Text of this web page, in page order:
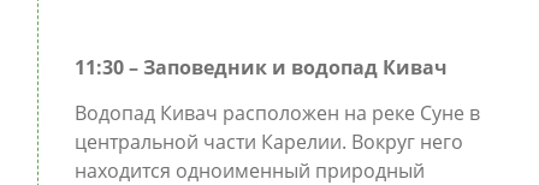
11:30 – Заповедник и водопад Кивач
Водопад Кивач расположен на реке Суне в
центральной части Карелии. Вокруг него
находится одноименный природный